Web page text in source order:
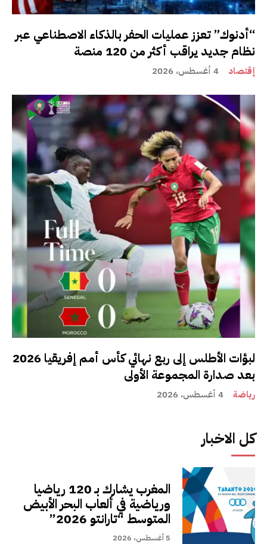
“أدنوك” تعزز عمليات الحفر بالذكاء الاصطناعي عبر
نظام جديد يراقب أكثر من 120 منصة
إقتصاد 4 أغسطس، 2026
لبؤات الأطلس إلى ربع نهائي كأس أمم إفريقيا 2026
بعد صدارة المجموعة الأولى
رياضة 4 أغسطس، 2026
كل الاخبار
المغرب يشارك بـ 120 رياضيا
ورياضية في ألعاب البحر الأبيض
المتوسط “تارانتو 2026”
5 أغسطس، 2026